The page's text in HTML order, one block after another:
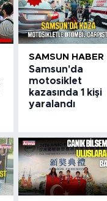
SAMSUN HABER
Samsun'da
motosiklet
kazasında 1 kişi
yaralandı